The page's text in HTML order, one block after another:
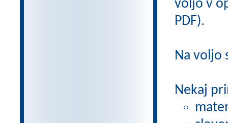
voljo v
PDF).
Na voljo
Nekaj